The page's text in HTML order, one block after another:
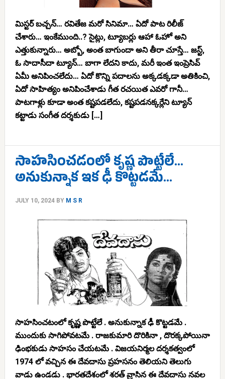
మిస్టర్ బచ్చన్… రవితేజ మరో సినిమా… ఏదో పాట రిలీజ్
చేశారు… ఇంకేముంది..? సైట్లు, ట్యూబర్లు ఆహా ఓహో అని
ఎత్తుకున్నారు… అబ్బో, అంత బాగుందా అని తీరా చూస్తే… జస్ట్,
ఓ సాదాసీదా ట్యూన్… బాగా లేదని కాదు, మరీ ఇంత ఇంప్రెసివ్
ఏమీ అనిపించలేదు… ఏదో కొన్ని పదాలను అక్కడక్కడా అతికించి,
ఏదో సాహిత్యం అనిపించేశాడు గీత రచయిత ఎవరో గానీ…
పాటగాళ్లు కూడా అంత కష్టపడలేదు, కష్టపడనక్కర్లేని ట్యూన్
కట్టాడు సంగీత దర్శకుడు […]
సాహసించడంలో కృష్ణ పొట్టేలే…
అనుకున్నాక ఇక ఢీ కొట్టడమే…
JULY 10, 2024BY M S R
సాహసించటంలో కృష్ణ పొట్టేలే . అనుకున్నాక ఢీ కొట్టడమే .
ముందుకు సాగిపోవటమే . రాజకుమారి దొరికినా , దొరక్కపోయినా
ఢింభకుడు సాహసం చేయటమే . విజయనిర్మల దర్శకత్వంలో
1974 లో వచ్చిన ఈ దేవదాసు ప్రహసనం తెలియని తెలుగు
వాడు ఉండడు . భారతదేశంలో శరత్ వ్రాసిన ఈ దేవదాసు నవల